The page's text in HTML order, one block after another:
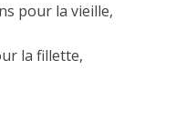
pour la vieille,
la fillette,